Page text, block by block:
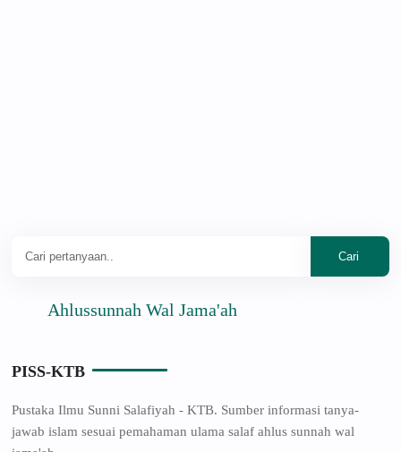
Ahlussunnah Wal Jama'ah
PISS-KTB
Pustaka Ilmu Sunni Salafiyah - KTB. Sumber informasi tanya-
jawab islam sesuai pemahaman ulama salaf ahlus sunnah wal